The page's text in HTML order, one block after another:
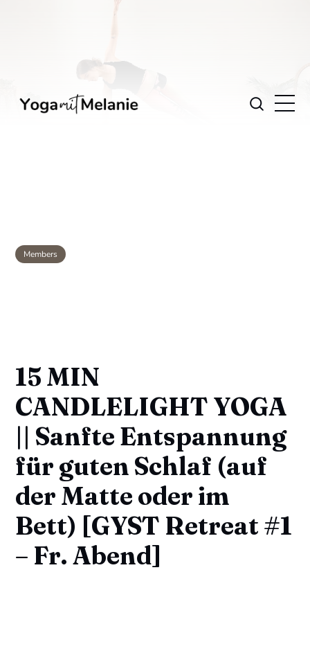
Members
15 MIN
CANDLELIGHT YOGA
|| Sanfte Entspannung
für guten Schlaf (auf
der Matte oder im
Bett) [GYST Retreat #1
– Fr. Abend]